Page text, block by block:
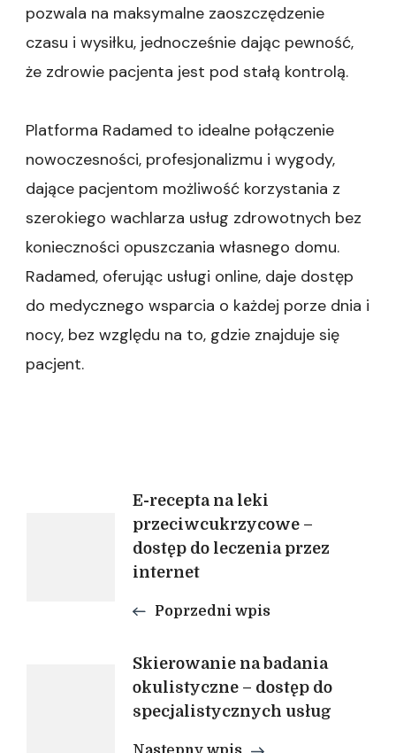
pozwala na maksymalne zaoszczędzenie
czasu i wysiłku, jednocześnie dając pewność,
że zdrowie pacjenta jest pod stałą kontrolą.
Platforma Radamed to idealne połączenie
nowoczesności, profesjonalizmu i wygody,
dające pacjentom możliwość korzystania z
szerokiego wachlarza usług zdrowotnych bez
konieczności opuszczania własnego domu.
Radamed, oferując usługi online, daje dostęp
do medycznego wsparcia o każdej porze dnia i
nocy, bez względu na to, gdzie znajduje się
pacjent.
Nawigacja
wpisu
E-recepta na leki
przeciwcukrzycowe –
dostęp do leczenia przez
internet
Poprzedni wpis
Skierowanie na badania
okulistyczne – dostęp do
specjalistycznych usług